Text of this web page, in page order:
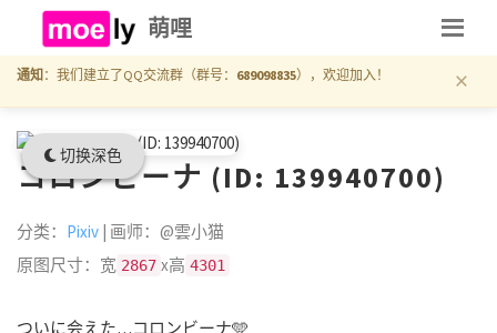
切换深色
萌哩
通知 ：我们建立了QQ交流群（群号： 689098835），欢迎加入！ ×
コロンビーナ (ID: 139940700)
分类： Pixiv | 画师：@雲小猫
原图尺寸：宽 2867 x高 4301
ついに会えた…コロンビーナ🩵